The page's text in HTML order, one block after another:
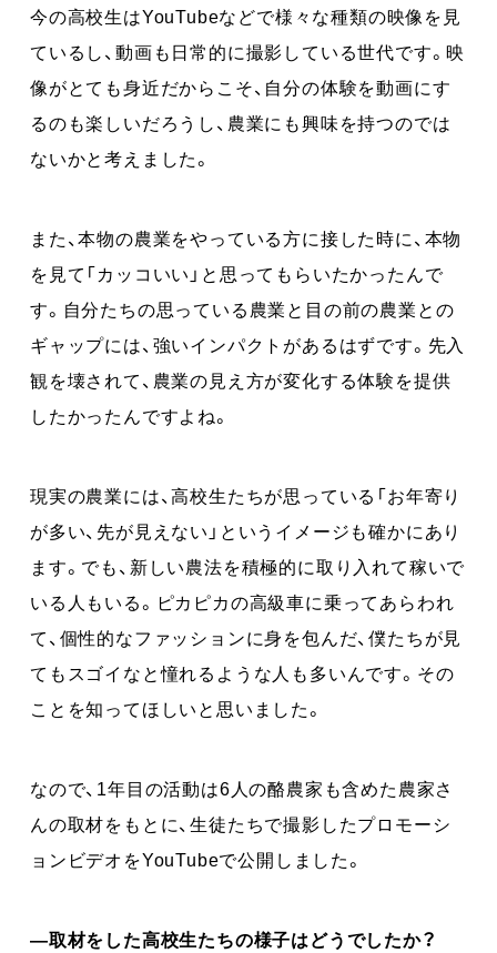
今の高校生はYouTubeなどで様々な種類の映像を見
ているし、動画も日常的に撮影している世代です。映
像がとても身近だからこそ、自分の体験を動画にす
るのも楽しいだろうし、農業にも興味を持つのでは
ないかと考えました。
また、本物の農業をやっている方に接した時に、本物
を見て「カッコいい」と思ってもらいたかったんで
す。自分たちの思っている農業と目の前の農業との
ギャップには、強いインパクトがあるはずです。先入
観を壊されて、農業の見え方が変化する体験を提供
したかったんですよね。
現実の農業には、高校生たちが思っている「お年寄り
が多い、先が見えない」というイメージも確かにあり
ます。でも、新しい農法を積極的に取り入れて稼いで
いる人もいる。ピカピカの高級車に乗ってあらわれ
て、個性的なファッションに身を包んだ、僕たちが見
てもスゴイなと憧れるような人も多いんです。その
ことを知ってほしいと思いました。
なので、1年目の活動は6人の酪農家も含めた農家さ
んの取材をもとに、生徒たちで撮影したプロモーシ
ョンビデオをYouTubeで公開しました。
―取材をした高校生たちの様子はどうでしたか？